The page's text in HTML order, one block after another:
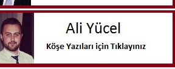
İstanbul-İzmir Otoyolu tünelinde
kaza: 2 yaralı
İstanbul- İzmir Otoyolu Orhangazi Tüneli'nde
TIR'ın kamyona arkadan çarptığı...